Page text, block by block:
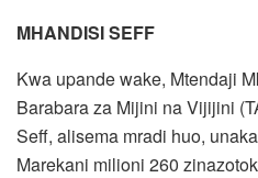
MHANDISI SEFF
Kwa upande wake, Mtendaji
Barabara za Mijini na Vijijini
Seff, alisema mradi huo,
Marekani milioni 260